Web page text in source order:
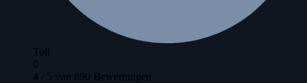
Toll
0
4 / 5 von 890 Bewertungen